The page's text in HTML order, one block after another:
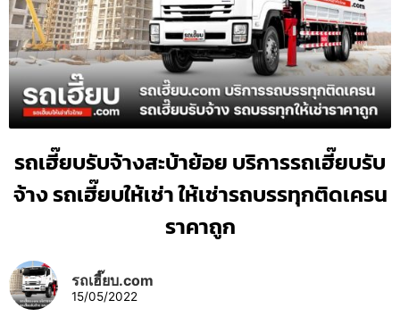
รถเฮี๊ยบรับจ้างสะบ้าย้อย บริการรถเฮี๊ยบรับ
จ้าง รถเฮี๊ยบให้เช่า ให้เช่ารถบรรทุกติดเครน
ราคาถูก
รถเฮี๊ยบ.com
15/05/2022